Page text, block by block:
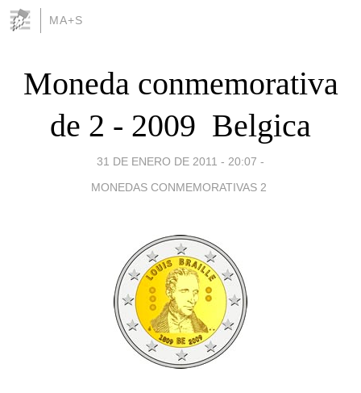
MA+S
Moneda conmemorativa
de 2 - 2009  Belgica
31 DE ENERO DE 2011 - 20:07 -
MONEDAS CONMEMORATIVAS 2 